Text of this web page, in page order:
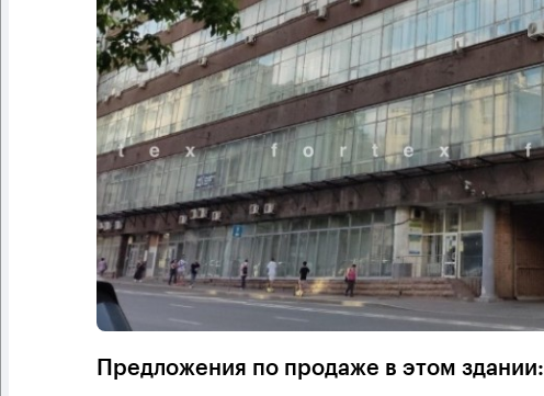
Предложения по продаже в этом здании: